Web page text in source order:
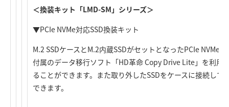
＜換装キット「LMD-SM」シリーズ＞
▼PCIe NVMe対応SSD換装キット
M.2 SSDケースとM.2内蔵SSDがセットとなったPCIe NVMe
付属のデータ移行ソフト「HD革命 Copy Drive Lite」を利用
ることができます。また取り外したSSDをケースに接続して
できます。